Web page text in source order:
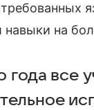
навыки на
года все